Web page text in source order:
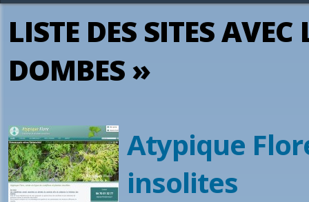
LISTE DES SITES
DOMBES »
Atypique
insolites